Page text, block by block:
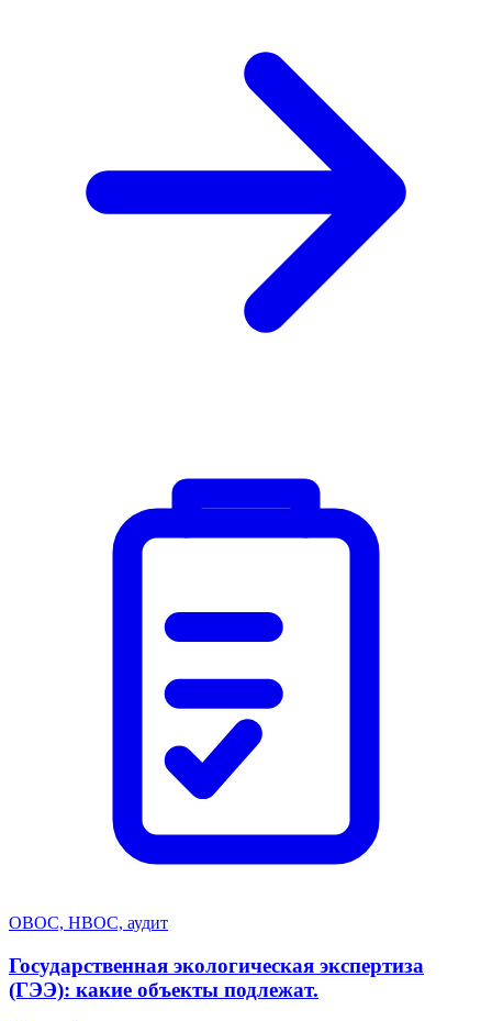
ОВОС, НВОС, аудит
Государственная экологическая экспертиза
(ГЭЭ): какие объекты подлежат.